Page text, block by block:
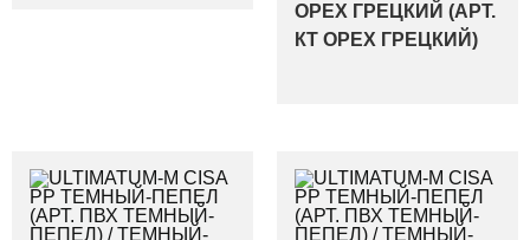
ОРЕХ ГРЕЦКИЙ (АРТ.
КТ ОРЕХ ГРЕЦКИЙ)